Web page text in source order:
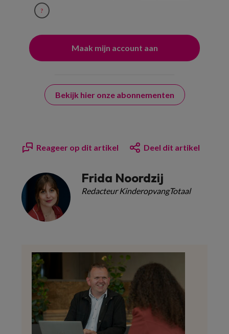
?
Bekijk hier onze abonnementen
Reageer op dit artikel Deel dit artikel
Frida Noordzij
Redacteur KinderopvangTotaal